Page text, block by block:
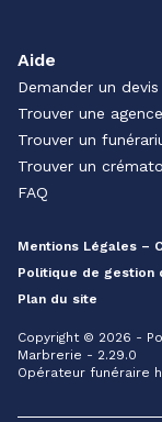
Aide
Demander un
Trouver une agence
Trouver un
Trouver un
FAQ
Mentions Légales –
Politique de gestion
Plan du site
Copyright © 2026 -
Marbrerie - 2.29.0
Opérateur funéraire